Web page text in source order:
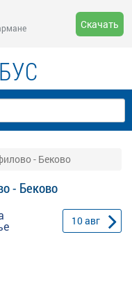
Скачать
- Беково
- Беково
10авг